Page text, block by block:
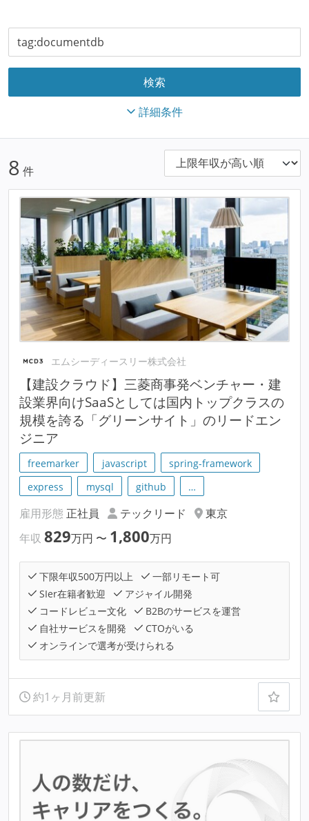
詳細条件
8 件
エムシーディースリー株式会社
【建設クラウド】三菱商事発ベンチャー・建
設業界向けSaaSとしては国内トップクラスの
規模を誇る「グリーンサイト」のリードエン
ジニア
freemarker javascript
spring-framework
express
mysql github …
雇用形態 正社員 テックリード
東京
年収 829万円 〜 1,800万円
下限年収500万円以上
一部リモート可
SIer在籍者歓迎
アジャイル開発
コードレビュー文化
B2Bのサービスを運営
自社サービスを開発
CTOがいる
オンラインで選考が受けられる
約1ヶ月前更新